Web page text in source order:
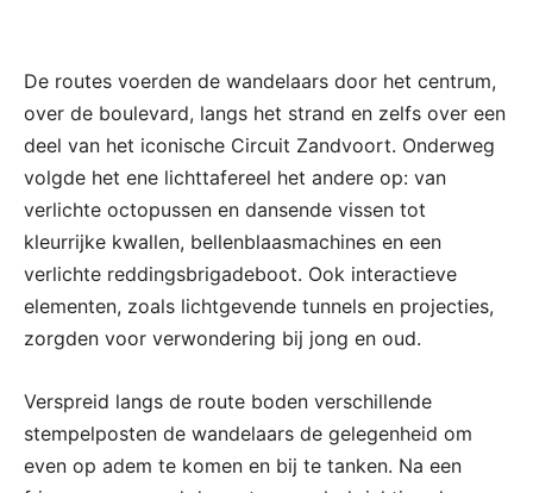
De routes voerden de wandelaars door het centrum,
over de boulevard, langs het strand en zelfs over een
deel van het iconische Circuit Zandvoort. Onderweg
volgde het ene lichttafereel het andere op: van
verlichte octopussen en dansende vissen tot
kleurrijke kwallen, bellenblaasmachines en een
verlichte reddingsbrigadeboot. Ook interactieve
elementen, zoals lichtgevende tunnels en projecties,
zorgden voor verwondering bij jong en oud.
Verspreid langs de route boden verschillende
stempelposten de wandelaars de gelegenheid om
even op adem te komen en bij te tanken. Na een